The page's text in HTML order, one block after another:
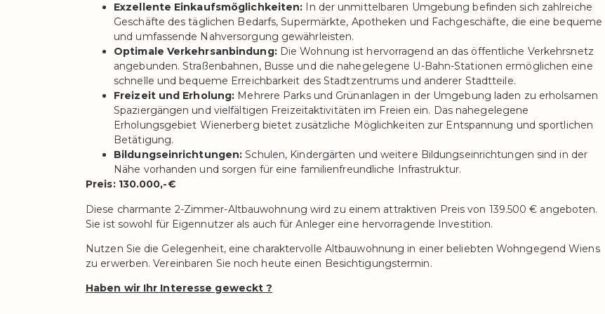
Exzellente Einkaufsmöglichkeiten: In der unmittelbaren Umgebung befinden sich zahlreiche
Geschäfte des täglichen Bedarfs, Supermärkte, Apotheken und Fachgeschäfte, die eine bequeme
und umfassende Nahversorgung gewährleisten.
Optimale Verkehrsanbindung:Die Wohnung ist hervorragend an das öffentliche Verkehrsnetz
angebunden. Straßenbahnen, Busse und die nahegelegene U-Bahn-Stationen ermöglichen eine
schnelle und bequeme Erreichbarkeit des Stadtzentrums und anderer Stadtteile.
Freizeit und Erholung: Mehrere Parks und Grünanlagen in der Umgebung laden zu erholsamen
Spaziergängen und vielfältigen Freizeitaktivitäten im Freien ein. Das nahegelegene
Erholungsgebiet Wienerberg bietet zusätzliche Möglichkeiten zur Entspannung und sportlichen
Betätigung.
Bildungseinrichtungen: Schulen, Kindergärten und weitere Bildungseinrichtungen sind in der
Nähe vorhanden und sorgen für eine familienfreundliche Infrastruktur.
Preis: 130.000,-€
Diese charmante 2-Zimmer-Altbauwohnung wird zu einem attraktiven Preis von 139.500 € angeboten.
Sie ist sowohl für Eigennutzer als auch für Anleger eine hervorragende Investition.
Nutzen Sie die Gelegenheit, eine charaktervolle Altbauwohnung in einer beliebten Wohngegend Wiens
zu erwerben. Vereinbaren Sie noch heute einen Besichtigungstermin.
Haben wir Ihr Interesse geweckt ?